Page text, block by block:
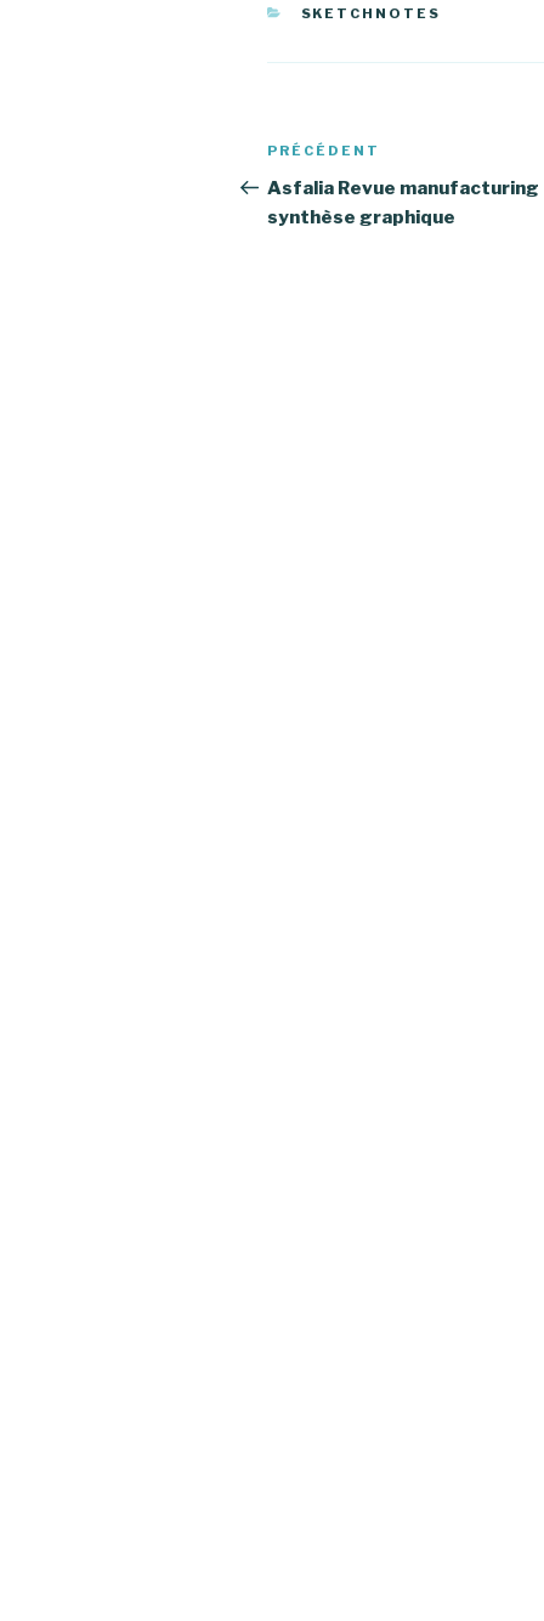
CATÉGORIES
SKETCHNOTES
Navigation
de
l’article
Article
précédent
PRÉCÉDENT
Asfalia Revue manufacturing
synthèse graphique